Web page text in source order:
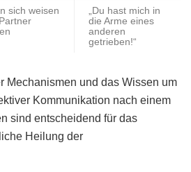
sich weisen
„Du hast mich in
die Arme eines
anderen
getrieben!“
Mechanismen und das Wissen um
Kommunikation nach einem
sind entscheidend für das
Heilung der